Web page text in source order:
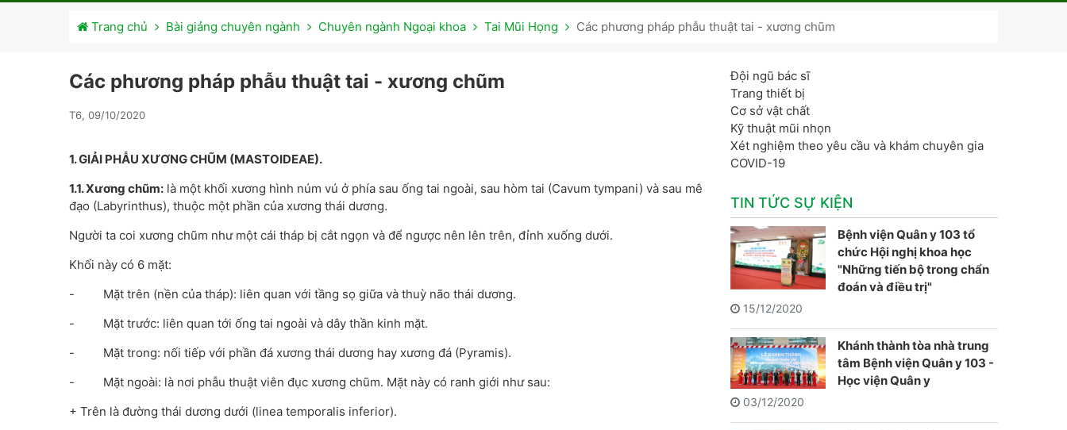
Trang chủ Bài giảng chuyên ngành Chuyên ngành Ngoại khoa Tai Mũi Họng Các phương pháp phẫu thuật tai - xương chũm
Các phương pháp phẫu thuật tai - xương chũm
T6, 09/10/2020
1. GIẢI PHẪU XƯƠNG CHŨM (MASTOIDEAE).
1.1. Xương chũm: là một khối xương hình núm vú ở phía sau ống tai ngoài, sau hòm tai (Cavum tympani) và sau mê
đạo (Labyrinthus), thuộc một phần của xương thái dương.
Người ta coi xương chũm như một cái tháp bị cắt ngọn và để ngược nên lên trên, đỉnh xuống dưới.
Khối này có 6 mặt:
- Mặt trên (nền của tháp): liên quan với tầng sọ giữa và thuỳ não thái dương.
- Mặt trước: liên quan tới ống tai ngoài và dây thần kinh mặt.
- Mặt trong: nối tiếp với phần đá xương thái dương hay xương đá (Pyramis).
- Mặt ngoài: là nơi phẫu thuật viên đục xương chũm. Mặt này có ranh giới như sau:
+ Trên là đường thái dương dưới (linea temporalis inferior).
Đội ngũ bác sĩ
Trang thiết bị
Cơ sở vật chất
Kỹ thuật mũi nhọn
Xét nghiệm theo yêu cầu và khám chuyên gia
COVID-19
TIN TỨC SỰ KIỆN
Bệnh viện Quân y 103 tổ
chức Hội nghị khoa học
"Những tiến bộ trong chẩn
đoán và điều trị"
15/12/2020
Khánh thành tòa nhà trung
tâm Bệnh viện Quân y 103 -
Học viện Quân y
03/12/2020